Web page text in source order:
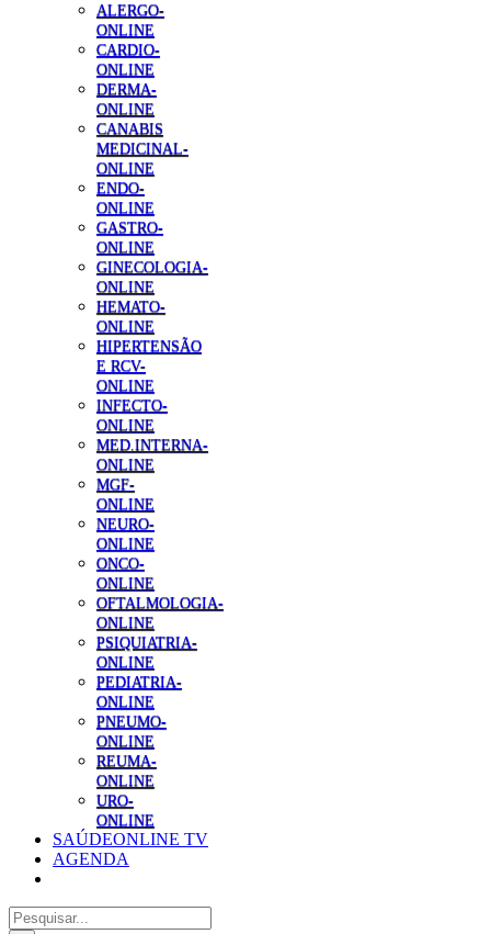
ALERGO-
ONLINE
CARDIO-
ONLINE
DERMA-
ONLINE
CANABIS
MEDICINAL-
ONLINE
ENDO-
ONLINE
GASTRO-
ONLINE
GINECOLOGIA-
ONLINE
HEMATO-
ONLINE
HIPERTENSÃO
E RCV-
ONLINE
INFECTO-
ONLINE
MED.INTERNA-
ONLINE
MGF-
ONLINE
NEURO-
ONLINE
ONCO-
ONLINE
OFTALMOLOGIA-
ONLINE
PSIQUIATRIA-
ONLINE
PEDIATRIA-
ONLINE
PNEUMO-
ONLINE
REUMA-
ONLINE
URO-
ONLINE
SAÚDEONLINE TV
AGENDA
Pesquisar